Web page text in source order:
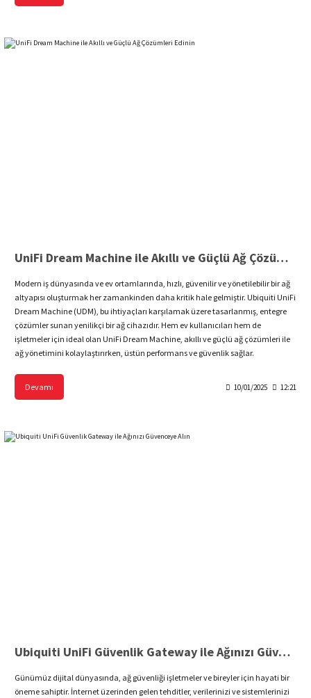
UniFi Dream Machine ile Akıllı ve Güçlü Ağ Çözümleri Edinin
Modern iş dünyasında ve ev ortamlarında, hızlı, güvenilir ve yönetilebilir bir ağ
altyapısı oluşturmak her zamankinden daha kritik hale gelmiştir. Ubiquiti UniFi
Dream Machine (UDM), bu ihtiyaçları karşılamak üzere tasarlanmış, entegre
çözümler sunan yenilikçi bir ağ cihazıdır. Hem ev kullanıcıları hem de
işletmeler için ideal olan UniFi Dream Machine, akıllı ve güçlü ağ çözümleri ile
ağ yönetimini kolaylaştırırken, üstün performans ve güvenlik sağlar.
Devamı 10/01/2025 12:21
Ubiquiti UniFi Güvenlik Gateway ile Ağınızı Güvenceye Alın
Günümüz dijital dünyasında, ağ güvenliği işletmeler ve bireyler için hayati bir
öneme sahiptir. İnternet üzerinden gelen tehditler, verilerinizi ve sistemlerinizi